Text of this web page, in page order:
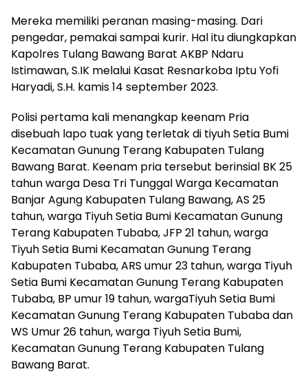
Mereka memiliki peranan masing-masing. Dari
pengedar, pemakai sampai kurir. Hal itu diungkapkan
Kapolres Tulang Bawang Barat AKBP Ndaru
Istimawan, S.IK melalui Kasat Resnarkoba Iptu Yofi
Haryadi, S.H. kamis 14 september 2023.
Polisi pertama kali menangkap keenam Pria
disebuah lapo tuak yang terletak di tiyuh Setia Bumi
Kecamatan Gunung Terang Kabupaten Tulang
Bawang Barat. Keenam pria tersebut berinsial BK 25
tahun warga Desa Tri Tunggal Warga Kecamatan
Banjar Agung Kabupaten Tulang Bawang, AS 25
tahun, warga Tiyuh Setia Bumi Kecamatan Gunung
Terang Kabupaten Tubaba, JFP 21 tahun, warga
Tiyuh Setia Bumi Kecamatan Gunung Terang
Kabupaten Tubaba, ARS umur 23 tahun, warga Tiyuh
Setia Bumi Kecamatan Gunung Terang Kabupaten
Tubaba, BP umur 19 tahun, wargaTiyuh Setia Bumi
Kecamatan Gunung Terang Kabupaten Tubaba dan
WS Umur 26 tahun, warga Tiyuh Setia Bumi,
Kecamatan Gunung Terang Kabupaten Tulang
Bawang Barat.